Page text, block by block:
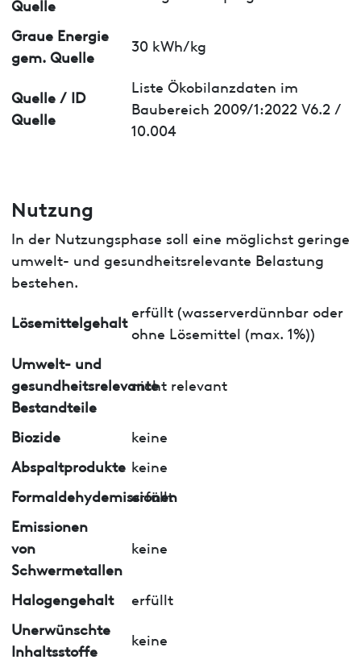
Quelle
Graue Energie
gem. Quelle
30 kWh/kg
Quelle / ID
Quelle
Liste Ökobilanzdaten im
Baubereich 2009/1:2022 V6.2 /
10.004
Nutzung
In der Nutzungsphase soll eine möglichst geringe
umwelt- und gesundheitsrelevante Belastung
bestehen.
Lösemittelgehalt
erfüllt (wasserverdünnbar oder
ohne Lösemittel (max. 1%))
Umwelt- und
gesundheitsrelevante
Bestandteile
nicht relevant
Biozide
keine
Abspaltprodukte keine
Formaldehydemissionen
erfüllt
Emissionen
von
Schwermetallen
keine
Halogengehalt
erfüllt
Unerwünschte
Inhaltsstoffe
keine